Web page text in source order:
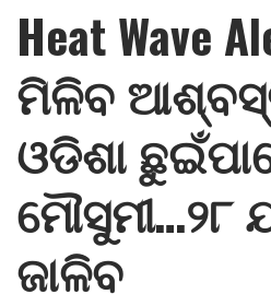
Heat Wave
ମିଳିବ
ଓଡିଶା
ଜାଳିବ